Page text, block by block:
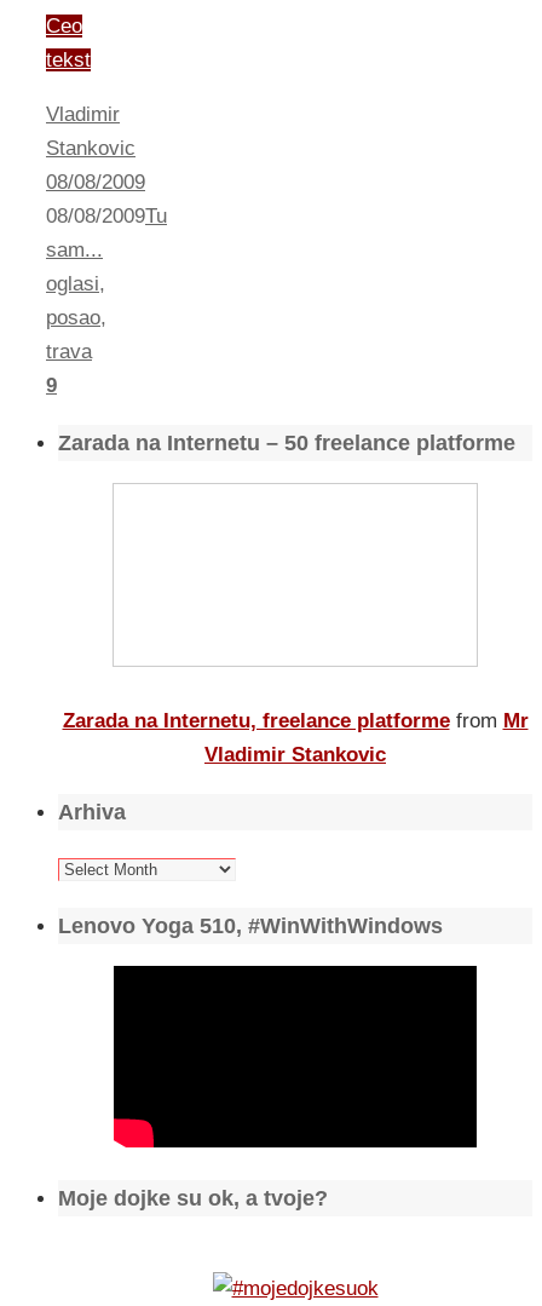
Ceo
tekst
Vladimir
Stankovic
08/08/2009
08/08/2009Tu
sam...
oglasi,
posao,
trava
9
Zarada na Internetu – 50 freelance platforme
Zarada na Internetu, freelance platforme from Mr
Vladimir Stankovic
Arhiva
Arhiva
Lenovo Yoga 510, #WinWithWindows
Moje dojke su ok, a tvoje?